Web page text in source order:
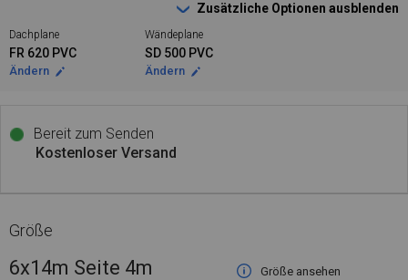
Zusätzliche Optionen ausblenden
Dachplane
FR 620 PVC
Ändern
Wändeplane
SD 500 PVC
Ändern
Bereit zum Senden
Kostenloser Versand
Größe
6x14m Seite 4m
Größe ansehen